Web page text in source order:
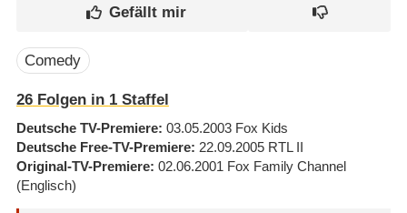
Comedy
26Folgen in 1Staffel
Deutsche TV-Premiere 03.05.2003 Fox Kids
Deutsche Free-TV-Premiere 22.09.2005 RTL II
Original-TV-Premiere 02.06.2001 Fox Family Channel
(Englisch)